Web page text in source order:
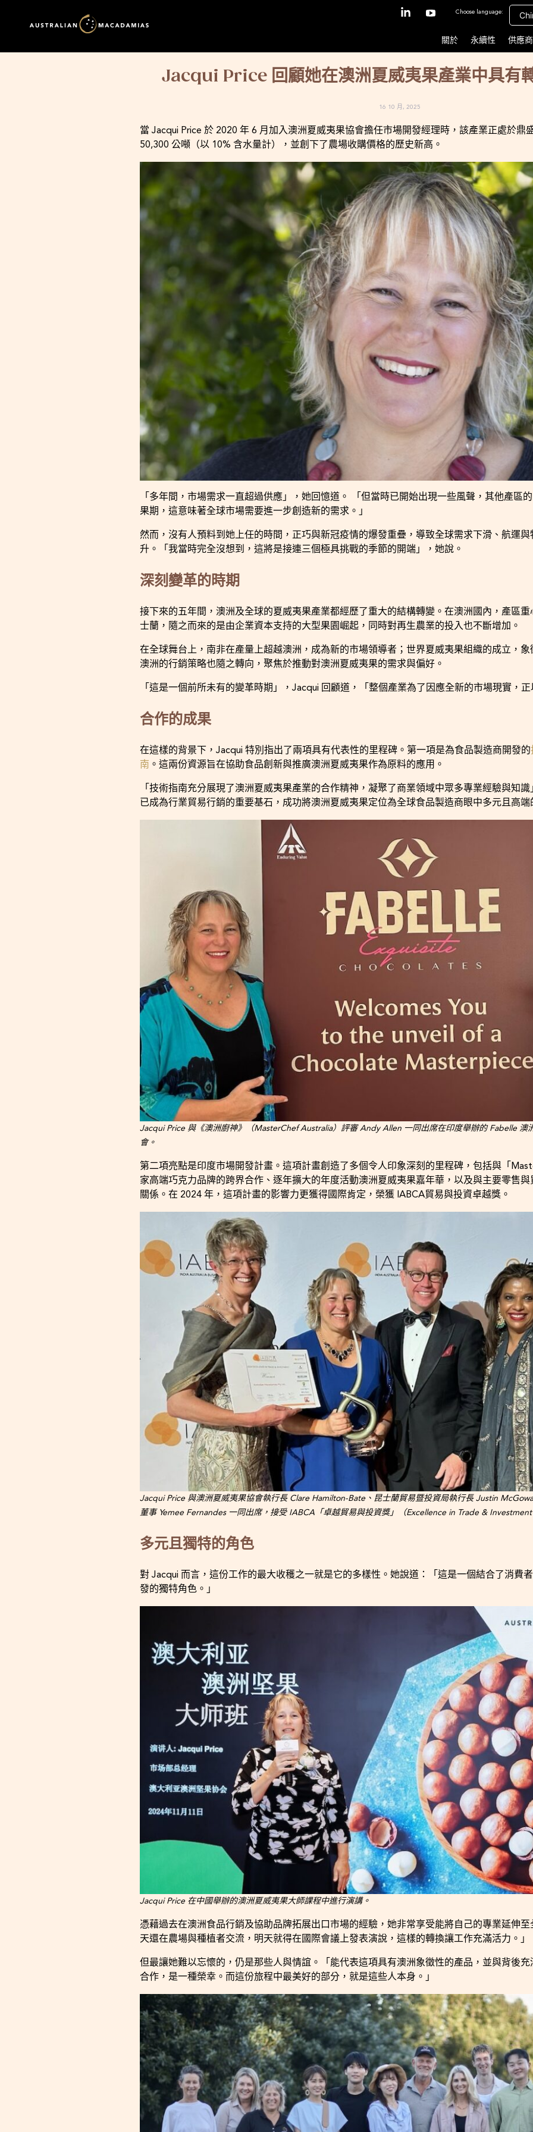
Choose language:
關於 永續性 供應商
Jacqui Price 回顧她在澳洲夏威夷果產業中具有
16 10 月, 2025
當 Jacqui Price 於 2020 年 6 月加入澳洲夏威夷果協會擔任市場開發經理時，該產業正處於鼎
50,300 公噸（以 10% 含水量計），並創下了農場收購價格的歷史新高。
「多年間，市場需求一直超過供應」，她回憶道。 「但當時已開始出現一些風聲，其他產區
果期，這意味著全球市場需要進一步創造新的需求。」
然而，沒有人預料到她上任的時間，正巧與新冠疫情的爆發重疊，導致全球需求下滑、航運
升。「我當時完全沒想到，這將是接連三個極具挑戰的季節的開端」，她說。
深刻變革的時期
接下來的五年間，澳洲及全球的夏威夷果產業都經歷了重大的結構轉變。在澳洲國內，產區
士蘭，隨之而來的是由企業資本支持的大型果園崛起，同時對再生農業的投入也不斷增加。
在全球舞台上，南非在產量上超越澳洲，成為新的市場領導者；世界夏威夷果組織的成立，
澳洲的行銷策略也隨之轉向，聚焦於推動對澳洲夏威夷果的需求與偏好。
「這是一個前所未有的變革時期」，Jacqui 回顧道，「整個產業為了因應全新的市場現實，
合作的成果
在這樣的背景下，Jacqui 特別指出了兩項具有代表性的里程碑。第一項是為食品製造商開發的
南 。這兩份資源旨在協助食品創新與推廣澳洲夏威夷果作為原料的應用。
「技術指南充分展現了澳洲夏威夷果產業的合作精神，凝聚了商業領域中眾多專業經驗與知
已成為行業貿易行銷的重要基石，成功將澳洲夏威夷果定位為全球食品製造商眼中多元且高端
Jacqui Price 與《澳洲廚神》（MasterChef Australia）評審 Andy Allen 一同出席在印度舉辦的 Fabelle 澳
會。
第二項亮點是印度市場開發計畫。這項計畫創造了多個令人印象深刻的里程碑，包括與「
家高端巧克力品牌的跨界合作、逐年擴大的年度活動澳洲夏威夷果嘉年華，以及與主要零售
關係。在 2024 年，這項計畫的影響力更獲得國際肯定，榮獲 IABCA貿易與投資卓越獎。
Jacqui Price 與澳洲夏威夷果協會執行長 Clare Hamilton-Bate、昆士蘭貿易暨投資局執行長 Justin
董事 Yemee Fernandes 一同出席，接受 IABCA「卓越貿易與投資獎」（Excellence in Trade &
多元且獨特的角色
對 Jacqui 而言，這份工作的最大收穫之一就是它的多樣性。她說道：「這是一個結合了消費
發的獨特角色。」
Jacqui Price 在中國舉辦的澳洲夏威夷果大師課程中進行演講。
憑藉過去在澳洲食品行銷及協助品牌拓展出口市場的經驗，她非常享受能將自己的專業延伸
天還在農場與種植者交流，明天就得在國際會議上發表演說，這樣的轉換讓工作充滿活力。」
但最讓她難以忘懷的，仍是那些人與情誼。「能代表這項具有澳洲象徵性的產品，並與背後
合作，是一種榮幸。而這份旅程中最美好的部分，就是這些人本身。」